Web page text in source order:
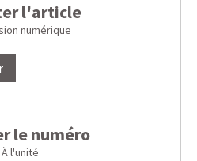
l'article
numérique
le numéro
À l'unité